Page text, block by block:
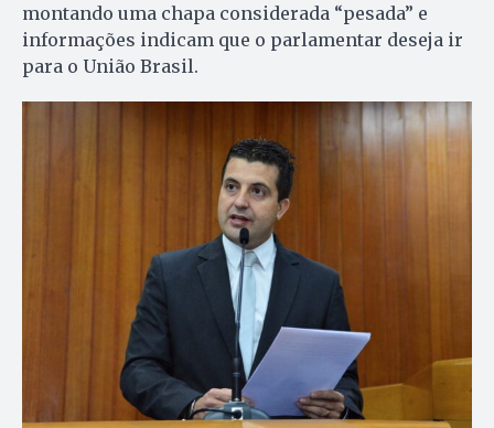
montando uma chapa considerada “pesada” e
informações indicam que o parlamentar deseja ir
para o União Brasil.